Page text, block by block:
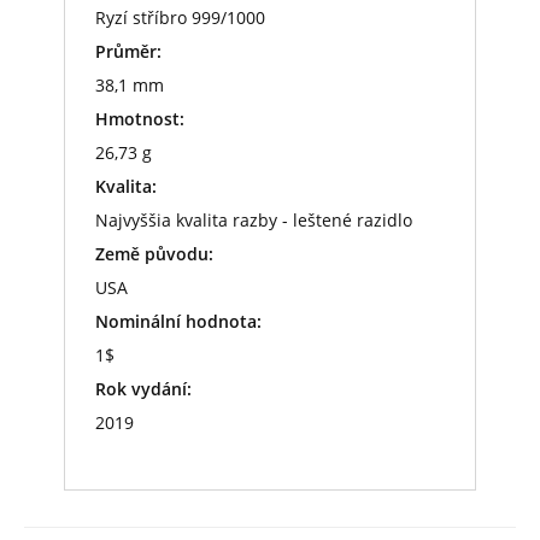
Ryzí stříbro 999/1000
Průměr:
38,1 mm
Hmotnost:
26,73 g
Kvalita:
Najvyššia kvalita razby - leštené razidlo
Země původu:
USA
Nominální hodnota:
1$
Rok vydání:
2019